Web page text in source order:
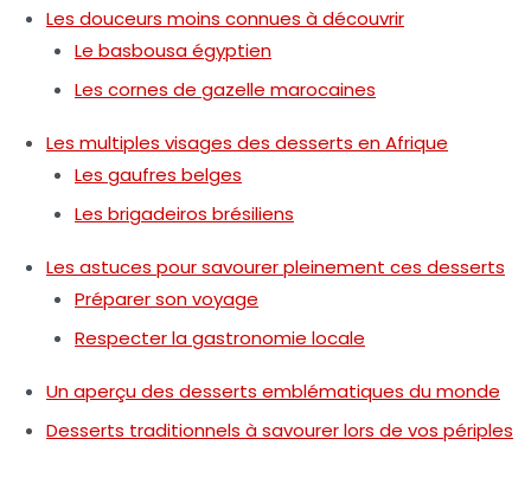
Les douceurs moins connues à découvrir
Le basbousa égyptien
Les cornes de gazelle marocaines
Les multiples visages des desserts en Afrique
Les gaufres belges
Les brigadeiros brésiliens
Les astuces pour savourer pleinement ces desserts
Préparer son voyage
Respecter la gastronomie locale
Un aperçu des desserts emblématiques du monde
Desserts traditionnels à savourer lors de vos périples